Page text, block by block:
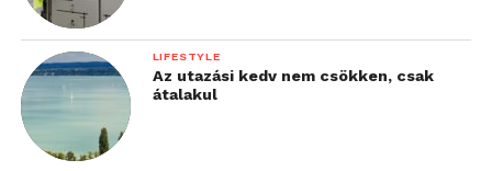
LIFESTYLE
Az utazási kedv nem csökken, csak
átalakul